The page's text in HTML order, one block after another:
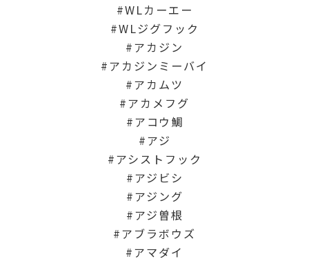
WLカーエー
WLジグフック
アカジン
アカジンミーバイ
アカムツ
アカメフグ
アコウ鯛
アジ
アシストフック
アジビシ
アジング
アジ曽根
アブラボウズ
アマダイ